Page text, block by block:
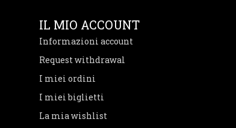
IL MIO ACCOUNT
Informazioni account
Request withdrawal
I miei ordini
I miei biglietti
La mia wishlist